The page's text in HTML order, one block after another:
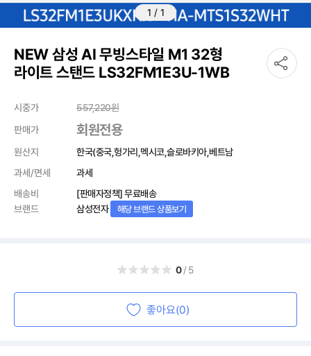
1 / 1
NEW 삼성 AI 무빙스타일 M1 32형
라이트 스탠드 LS32FM1E3U-1WB
시중가 557,220원
판매가
회원전용
원산지
한국(중국,헝가리,멕시코,슬로바키아,베트남
과세/면세
과세
배송비
[판매자정책] 무료배송
브랜드
삼성전자 해당 브랜드 상품보기
0/5
좋아요(0)